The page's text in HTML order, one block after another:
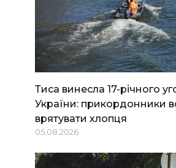
Тиса винесла 17-річного
України: прикордонники
врятувати хлопця
05.08.2026